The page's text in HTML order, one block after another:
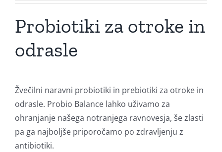
Probiotiki za otroke in
odrasle
Žvečilni naravni probiotiki in prebiotiki za otroke in
odrasle. Probio Balance lahko uživamo za
ohranjanje našega notranjega ravnovesja, še zlasti
pa ga najboljše priporočamo po zdravljenju z
antibiotiki.